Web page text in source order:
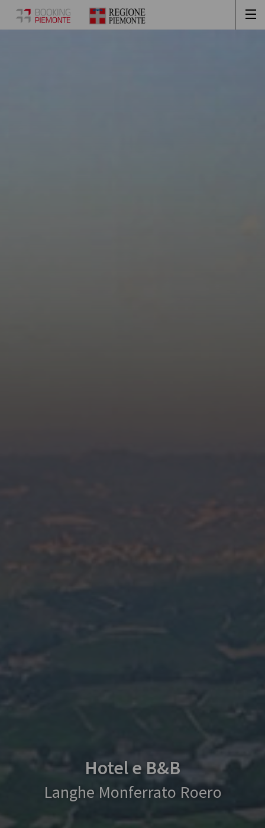
Hotel e B&B
Langhe Monferrato Roero